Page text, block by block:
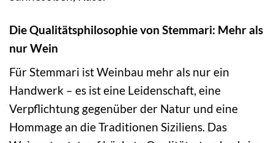
Die Qualitätsphilosophie von Stemmari: Mehr als
nur Wein
Für Stemmari ist Weinbau mehr als nur ein
Handwerk – es ist eine Leidenschaft, eine
Verpflichtung gegenüber der Natur und eine
Hommage an die Traditionen Siziliens. Das